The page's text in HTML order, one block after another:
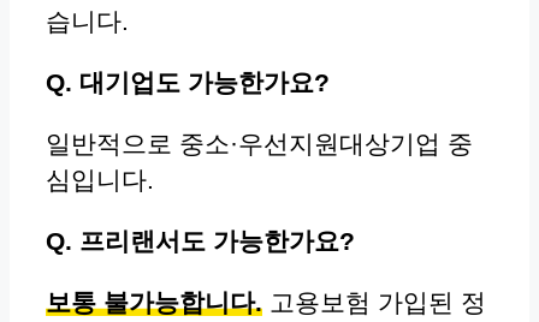
습니다.
Q. 대기업도 가능한가요?
일반적으로 중소·우선지원대상기업 중
심입니다.
Q. 프리랜서도 가능한가요?
보통 불가능합니다. 고용보험 가입된 정